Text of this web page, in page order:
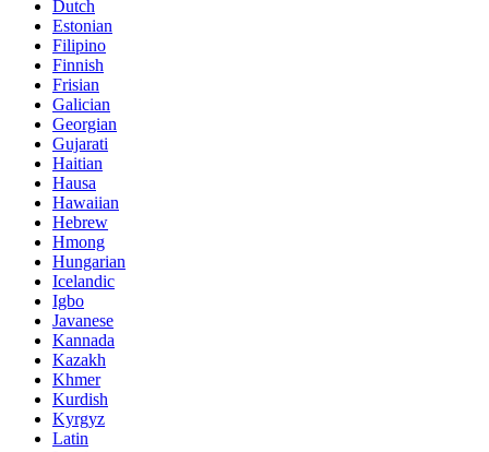
Dutch
Estonian
Filipino
Finnish
Frisian
Galician
Georgian
Gujarati
Haitian
Hausa
Hawaiian
Hebrew
Hmong
Hungarian
Icelandic
Igbo
Javanese
Kannada
Kazakh
Khmer
Kurdish
Kyrgyz
Latin